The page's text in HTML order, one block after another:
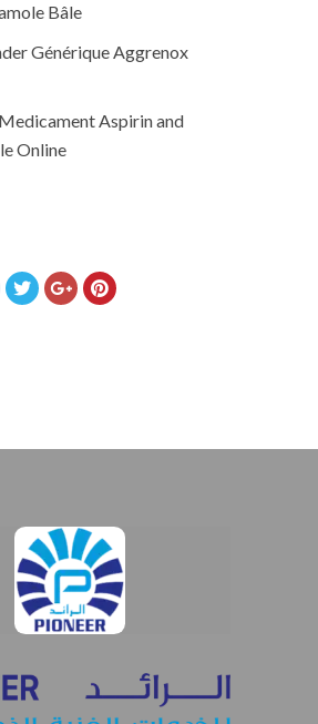
Bâle
Générique Aggrenox
Aspirin and
Online